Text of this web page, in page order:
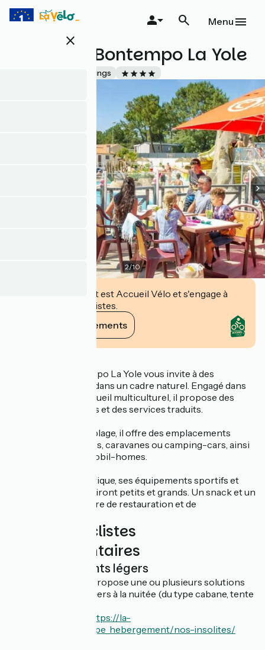
Aller
close
Menu
Camping Bontempo La Yole
Campings
2/10
Cet établissement est Accueil Vélo et s'engage à
accueillir des cyclistes.
Voir ses engagements
Le camping Bontempo La Yole vous invite à des
vacances familiales dans un cadre naturel. Engagé dans
une démarche d'accueil multiculturel, il propose des
animations bilingues et des services traduits.
Niché à 1,8 km de la plage, il offre des emplacements
spacieux pour tentes, caravanes ou camping-cars, ainsi
qu'une gamme de mobil-homes.
Son complexe aquatique, ses équipements sportifs et
son parc de jeux raviront petits et grands. Un snack et un
bar complètent l'offre de restauration et de
Services cyclistes
complémentaires
Hébergements légers
Cet établissement propose une ou plusieurs solutions
d'hébergements légers à la nuitée (du type cabane, tente
https://la-
yole.bontempo.fr/type_hebergement/nos-insolites/